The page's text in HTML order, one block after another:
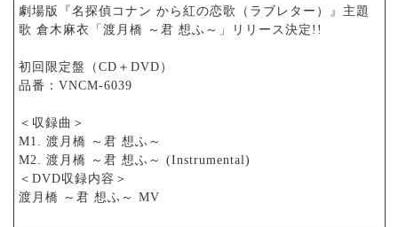
劇場版『名探偵コナン から紅の恋歌（ラブレター）』主題
歌 倉木麻衣「渡月橋 ～君 想ふ～」リリース決定!!
初回限定盤（CD＋DVD）
品番：VNCM-6039
＜収録曲＞
M1. 渡月橋 ～君 想ふ～
M2. 渡月橋 ～君 想ふ～ (Instrumental)
＜DVD収録内容＞
渡月橋 ～君 想ふ～ MV